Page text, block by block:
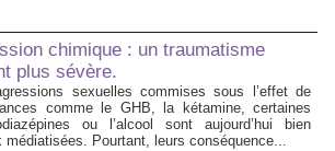
chimique : un traumatisme
plus sévère.
sexuelles commises sous l’effet de
comme le GHB, la kétamine, certaines
ou l’alcool sont aujourd’hui bien
médiatisées. Pourtant, leurs conséquence...